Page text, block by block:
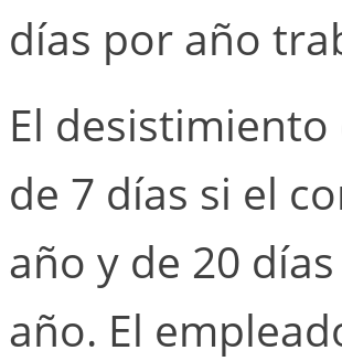
días por año
El
de 7 días si el
año y de 20
año. El